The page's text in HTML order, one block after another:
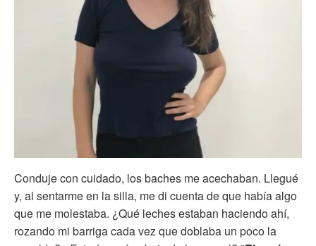
Conduje con cuidado, los baches me acechaban. Llegué
y, al sentarme en la silla, me di cuenta de que había algo
que me molestaba. ¿Qué leches estaban haciendo ahí,
rozando mi barriga cada vez que doblaba un poco la